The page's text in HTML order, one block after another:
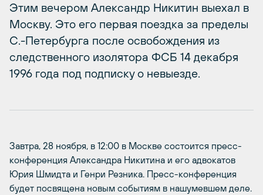
Этим вечером Александр Никитин выехал в
Москву. Это его первая поездка за пределы
С.-Петербурга после освобождения из
следственного изолятора ФСБ 14 декабря
1996 года под подписку о невыезде.
Завтра, 28 ноября, в 12:00 в Москве состоится пресс-
конференция Александра Никитина и его адвокатов
Юрия Шмидта и Генри Резника. Пресс-конференция
будет посвящена новым событиям в нашумевшем деле.